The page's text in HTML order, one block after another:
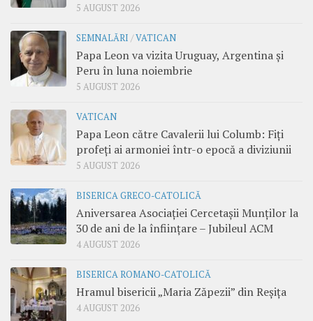
5 AUGUST 2026
SEMNALĂRI /VATICAN
Papa Leon va vizita Uruguay, Argentina și
Peru în luna noiembrie
5 AUGUST 2026
VATICAN
Papa Leon către Cavalerii lui Columb: Fiți
profeți ai armoniei într-o epocă a diviziunii
5 AUGUST 2026
BISERICA GRECO-CATOLICĂ
Aniversarea Asociației Cercetașii Munților la
30 de ani de la înființare – Jubileul ACM
4 AUGUST 2026
BISERICA ROMANO-CATOLICĂ
Hramul bisericii „Maria Zăpezii” din Reșița
4 AUGUST 2026